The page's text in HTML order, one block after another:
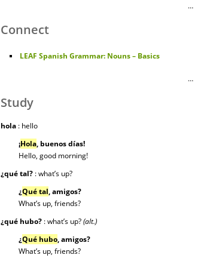
…
Connect
LEAF Spanish Grammar: Nouns – Basics
…
Study
hola : hello
¡Hola, buenos días!
Hello, good morning!
¿qué tal? : what’s up?
¿Qué tal,amigos?
What’s up, friends?
¿qué hubo? : what’s up?(alt.)
¿Qué hubo,amigos?
What’s up, friends?